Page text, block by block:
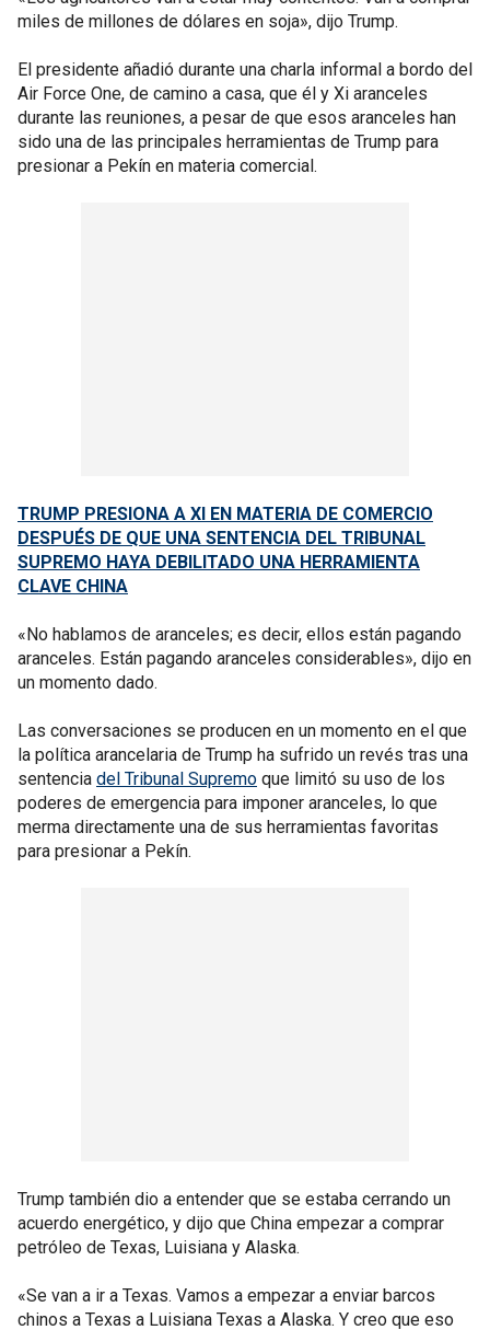
miles de millones de dólares en soja», dijo Trump.
El presidente añadió durante una charla informal a bordo del
Air Force One, de camino a casa, que él y Xi aranceles
durante las reuniones, a pesar de que esos aranceles han
sido una de las principales herramientas de Trump para
presionar a Pekín en materia comercial.
TRUMP PRESIONA A XI EN MATERIA DE COMERCIO
DESPUÉS DE QUE UNA SENTENCIA DEL TRIBUNAL
SUPREMO HAYA DEBILITADO UNA HERRAMIENTA
CLAVE CHINA
«No hablamos de aranceles; es decir, ellos están pagando
aranceles. Están pagando aranceles considerables», dijo en
un momento dado.
Las conversaciones se producen en un momento en el que
la política arancelaria de Trump ha sufrido un revés tras una
sentencia del Tribunal Supremo que limitó su uso de los
poderes de emergencia para imponer aranceles, lo que
merma directamente una de sus herramientas favoritas
para presionar a Pekín.
Trump también dio a entender que se estaba cerrando un
acuerdo energético, y dijo que China empezar a comprar
petróleo de Texas, Luisiana y Alaska.
«Se van a ir a Texas. Vamos a empezar a enviar barcos
chinos a Texas a Luisiana Texas a Alaska. Y creo que eso